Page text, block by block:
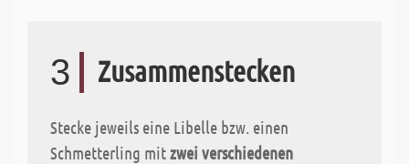
3 Zusammenstecken
Stecke jeweils eine Libelle bzw. einen
Schmetterling mitzwei verschiedenen